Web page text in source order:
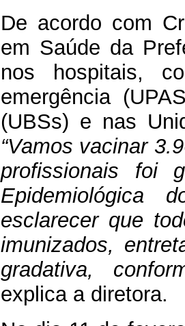
De acordo com
em Saúde da
nos hospitais,
emergência
(UBSs) e nas
“Vamos vacinar
profissionais foi
Epidemiológica
esclarecer que
imunizados,
gradativa,
explica a diretora.